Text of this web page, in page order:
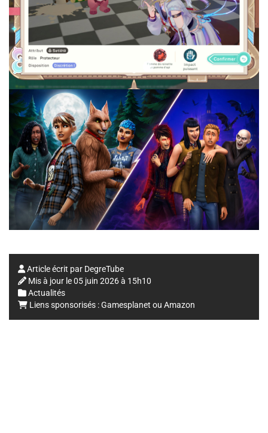
Article écrit par DegreTube
Mis à jour le05 juin 2026 à 15h10
Actualités
Liens sponsorisés :Gamesplanet ou Amazon